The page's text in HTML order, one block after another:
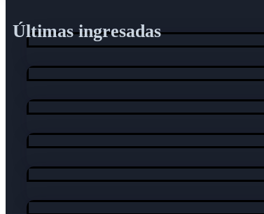
Últimas ingresadas